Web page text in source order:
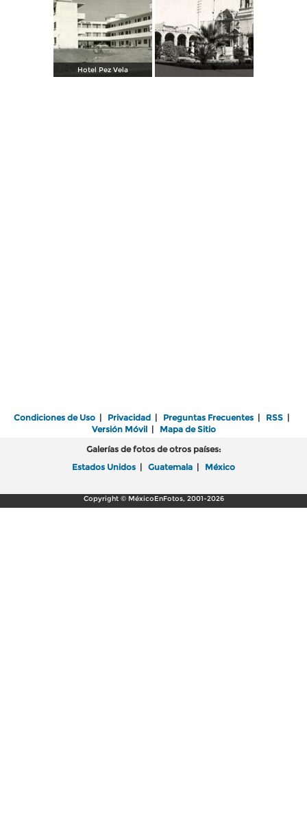
Hotel Pez Vela
Condiciones de Uso | Privacidad | Preguntas Frecuentes | RSS |
Versión Móvil| Mapa de Sitio
Galerías de fotos de otros países:
Estados Unidos | Guatemala | México
Copyright © MéxicoEnFotos, 2001-2026